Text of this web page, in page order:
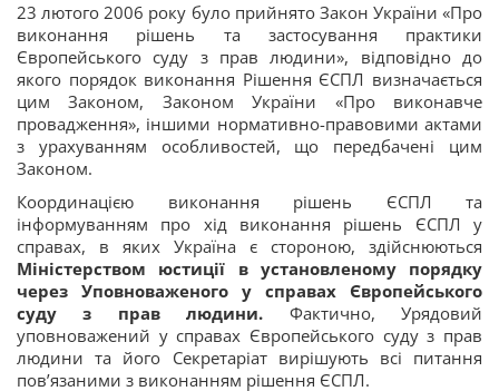
23 лютого 2006 року було прийнято Закон України «Про
виконання рішень та застосування практики
Європейського суду з прав людини», відповідно до
якого порядок виконання Рішення ЄСПЛ визначається
цим Законом, Законом України «Про виконавче
провадження», іншими нормативно-правовими актами
з урахуванням особливостей, що передбачені цим
Законом.
Координацією виконання рішень ЄСПЛ та
інформуванням про хід виконання рішень ЄСПЛ у
справах, в яких Україна є стороною, здійснюються
Міністерством юстиції в установленому порядку
через Уповноваженого у справах Європейського
суду з прав людини. Фактично, Урядовий
уповноважений у справах Європейського суду з прав
людини та його Секретаріат вирішують всі питання
пов’язаними з виконанням рішення ЄСПЛ.